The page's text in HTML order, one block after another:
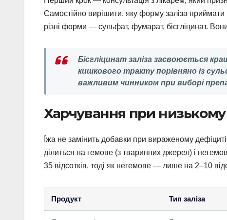
Самостійно вирішити, яку форму заліза приймати
різні форми — сульфат, фумарат, бісгліцинат.
Бісгліцинат заліза засвоюється
кишкового тракту порівняно із
важливим чинником при виборі
Харчування при
Їжа не замінить добавки при вираженому
ділиться на гемове (з тваринних джерел) і
35 відсотків, тоді як негемове — лише на 2–10
Продукт Тип заліза